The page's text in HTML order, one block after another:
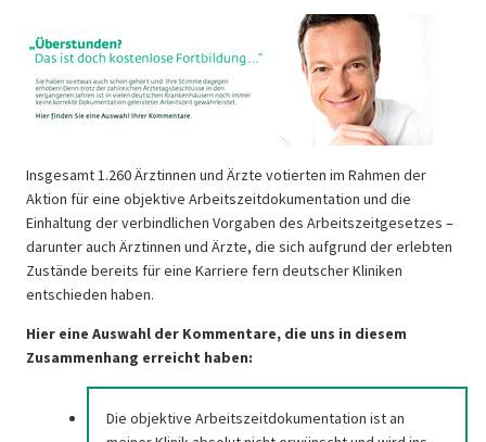
Insgesamt 1.260 Ärztinnen und Ärzte votierten im Rahmen der
Aktion für eine objektive Arbeitszeitdokumentation und die
Einhaltung der verbindlichen Vorgaben des Arbeitszeitgesetzes –
darunter auch Ärztinnen und Ärzte, die sich aufgrund der erlebten
Zustände bereits für eine Karriere fern deutscher Kliniken
entschieden haben.
Hier eine Auswahl der Kommentare, die uns in diesem
Zusammenhang erreicht haben:
Die objektive Arbeitszeitdokumentation ist an